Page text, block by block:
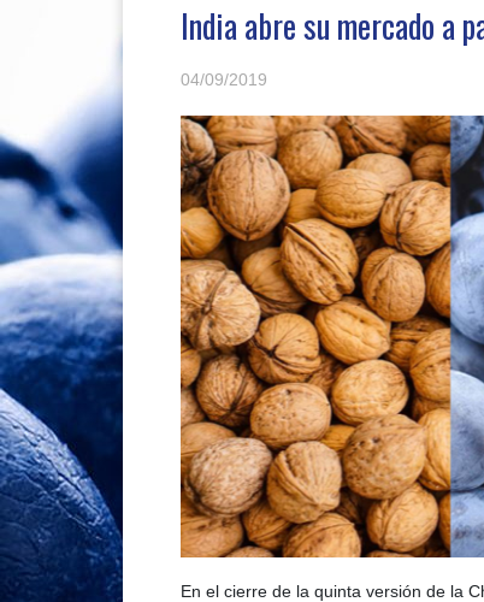
India abre su mercado a
04/09/2019
En el cierre de la quinta versión de la